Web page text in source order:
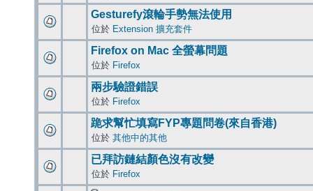
Gesturefy滾輪手勢無法使用
位於 Extension 擴充套件
Firefox on Mac 全螢幕問題
位於 Firefox
兩步驗證錯誤
位於 Firefox
跪求幫忙填寫FYP專題問卷(來自香港)
位於 其他中的其他
已拜訪鏈結顏色沒有改變
位於 Firefox